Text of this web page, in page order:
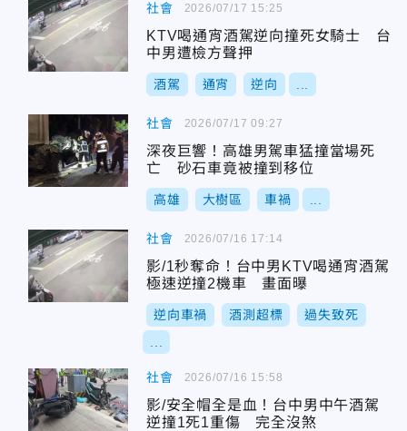
社會
KTV喝通宵酒駕逆向撞死女騎士 台
中男遭檢方聲押
酒駕 通宵 逆向
2026/07/17 15:25
社會
深夜巨響！高雄男駕車猛撞當場死
亡 砂石車竟被撞到移位
高雄 大樹區 車禍
2026/07/17 09:27
社會
影/1秒奪命！台中男KTV喝通宵酒駕
極速逆撞2機車 畫面曝
逆向車禍 酒測超標 過失致死
2026/07/16 17:14
社會
影/安全帽全是血！台中男中午酒駕
逆撞1死1重傷 完全沒煞
2026/07/16 15:58